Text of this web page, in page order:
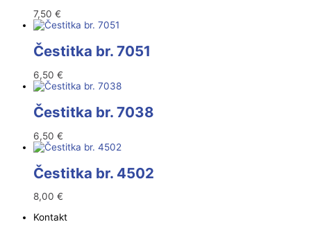
7,50 €
Čestitka br. 7051
6,50 €
Čestitka br. 7038
6,50 €
Čestitka br. 4502
8,00 €
Kontakt